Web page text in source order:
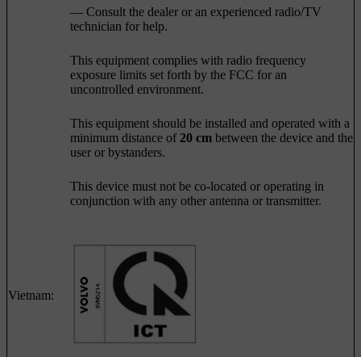
— Consult the dealer or an experienced radio/TV
technician for help.
This equipment complies with radio frequency
exposure limits set forth by the FCC for an
uncontrolled environment.
This equipment should be installed and operated with a
minimum distance of 20 cm between the device and the
user or bystanders.
This device must not be co-located or operating in
conjunction with any other antenna or transmitter.
Vietnam: